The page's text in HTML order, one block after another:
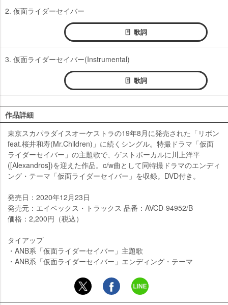
2. 仮面ライダーセイバー
歌詞
3. 仮面ライダーセイバー(Instrumental)
歌詞
作品詳細
東京スカパラダイスオーケストラの19年8月に発売された「リボン
feat.桜井和寿(Mr.Children)」に続くシングル。特撮ドラマ「仮面
ライダーセイバー」の主題歌で、ゲストボーカルに川上洋平
([Alexandros])を迎えた作品。c/w曲として同特撮ドラマのエンディ
ング・テーマ「仮面ライダーセイバー」を収録。DVD付き。
発売日：2020年12月23日
発売元：エイベックス・トラックス 品番：AVCD-94952/B
価格：2,200円（税込）
タイアップ
・ANB系「仮面ライダーセイバー」主題歌
・ANB系「仮面ライダーセイバー」エンディング・テーマ